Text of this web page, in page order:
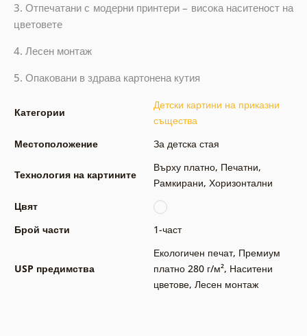
3. Отпечатани с модерни принтери – висока наситеност на
цветовете
4. Лесен монтаж
5. Опаковани в здрава картонена кутия
Категории
Детски картини на приказни
същества
Местоположение
За детска стая
Технология на картините
Върху платно, Печатни,
Рамкирани, Хоризонтални
Цвят
Брой части
1-част
USP предимства
Екологичен печат, Премиум
платно 280 г/м², Наситени
цветове, Лесен монтаж